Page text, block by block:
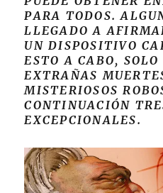
PARA TODOS.
LLEGADO A
UN DISPOSITIVO
ESTO A CABO,
EXTRAÑAS
MISTERIOSOS
CONTINUACIÓN
EXCEPCIONALES.